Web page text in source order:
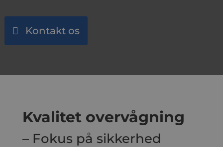
Kontakt os
Kvalitet overvågning
– Fokus på sikkerhed